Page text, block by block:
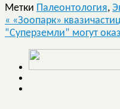
Метки Палеонтология,
« «Зоопарк»
“Суперземли” могут